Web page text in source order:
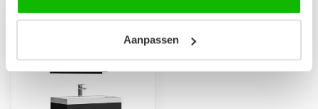
Aanpassen